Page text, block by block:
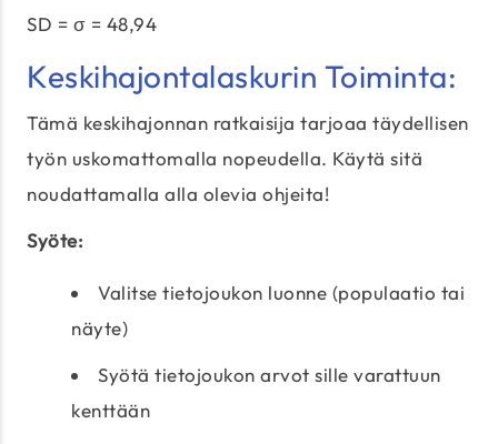
SD = σ = 48,94
Keskihajontalaskurin Toiminta:
Tämä keskihajonnan ratkaisija tarjoaa täydellisen
työn uskomattomalla nopeudella. Käytä sitä
noudattamalla alla olevia ohjeita!
Syöte:
Valitse tietojoukon luonne (populaatio tai
näyte)
Syötä tietojoukon arvot sille varattuun
kenttään